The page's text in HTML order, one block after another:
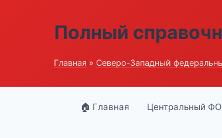
Полный
Главная » Северо-Западный
🏠 Главная Центральный ФО